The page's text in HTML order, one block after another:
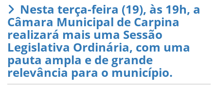
Nesta terça-feira (19), às 19h, a
Câmara Municipal de Carpina
realizará mais uma Sessão
Legislativa Ordinária, com uma
pauta ampla e de grande
relevância para o município.